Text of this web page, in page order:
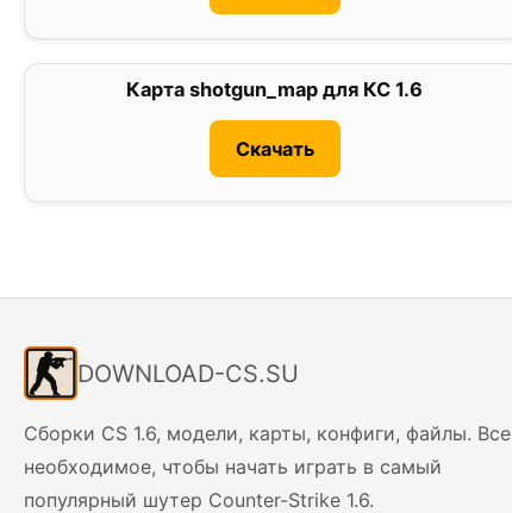
Карта shotgun_map для КС 1.6
Скачать
DOWNLOAD-CS.SU
Сборки CS 1.6, модели, карты, конфиги, файлы. Все
необходимое, чтобы начать играть в самый
популярный шутер Counter-Strike 1.6.